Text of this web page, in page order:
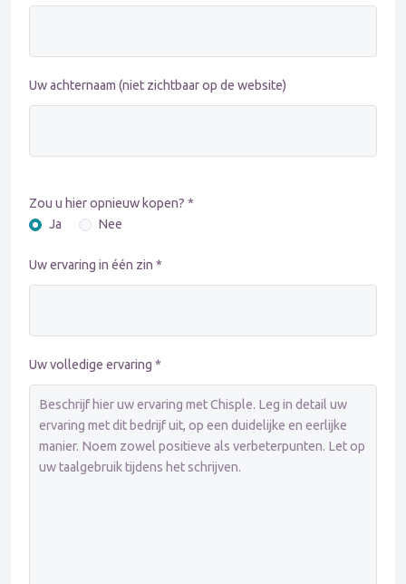
Uw achternaam (niet zichtbaar op de website)
Zou u hier opnieuw kopen? *
Ja
Nee
Uw ervaring in één zin *
Uw volledige ervaring *